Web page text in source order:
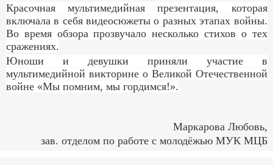
Красочная мультимедийная презентация, которая
включала в себя видеосюжеты о разных этапах войны.
Во время обзора прозвучало несколько стихов о тех
сражениях.
Юноши и девушки приняли участие в
мультимедийной викторине о Великой Отечественной
войне «Мы помним, мы гордимся!».
Маркарова Любовь,
зав. отделом по работе с молодёжью МУК МЦБ